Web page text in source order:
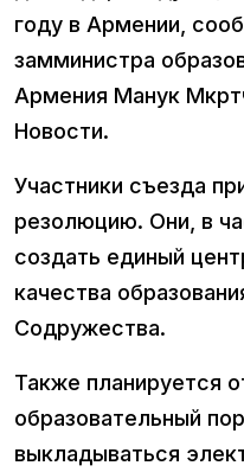
году в Армении,
замминистра
Армения Манук
Новости.
Участники съезда
резолюцию. Они, в
создать единый
качества
Содружества.
Также планируется
образовательный
выкладываться